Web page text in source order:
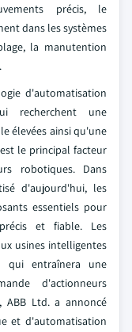
précis, le
dans les systèmes
la manutention
d'automatisation
recherchent une
élevées ainsi qu'une
le principal facteur
robotiques. Dans
d'aujourd'hui, les
essentiels pour
et fiable. Les
usines intelligentes
entraînera une
d'actionneurs
ABB Ltd. a annoncé
et d'automatisation